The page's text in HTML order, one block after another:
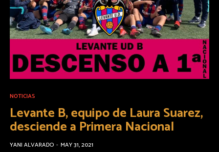
NOTICIAS
Levante B, equipo de Laura Suarez,
desciende a Primera Nacional
YANI ALVARADO - MAY 31, 2021